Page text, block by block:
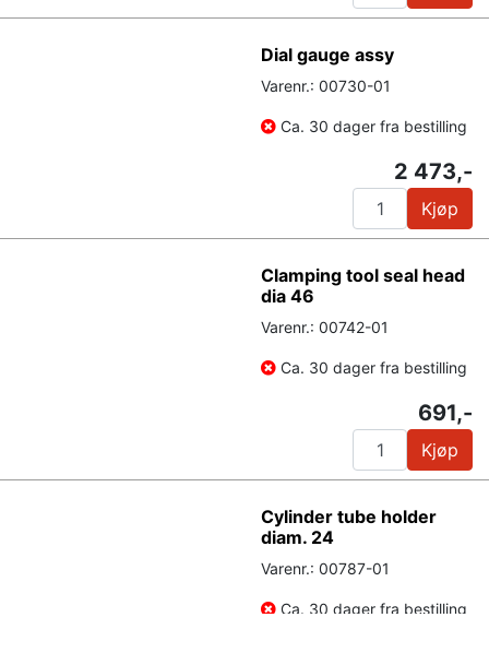
Dial gauge assy
Varenr.: 00730-01
Ca. 30 dager fra bestilling
2 473,-
Kjøp
Clamping tool seal head
dia 46
Varenr.: 00742-01
Ca. 30 dager fra bestilling
691,-
Kjøp
Cylinder tube holder
diam. 24
Varenr.: 00787-01
Ca. 30 dager fra bestilling